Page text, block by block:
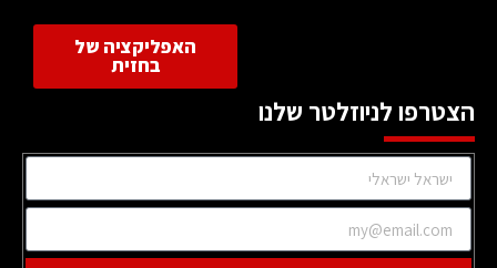
האפליקציה של
בחזית
הצטרפו לניוזלטר שלנו